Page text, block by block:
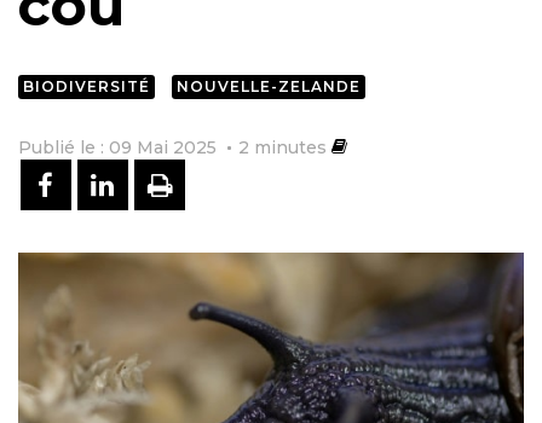
BIODIVERSITÉ NOUVELLE-ZELANDE
Publié le : 09 Mai 2025 2 minutes
PARTAGER SUR FACEBOOK
PARTAGER SUR LINKEDIN
IMPRIMER